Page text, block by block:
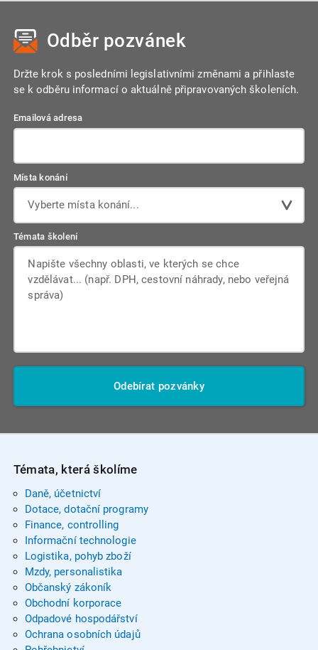
a v zákonných lhůtách. Občané mají také právo na informace
a ochranu osobních údajů.
Odběr pozvánek
Držte krok s posledními legislativními změnami a přihlaste
se k odběru informací o aktuálně připravovaných školeních.
Emailová adresa
Místa konání
Vyberte místa konání...
Témata školení
Odebírat pozvánky
Témata, která školíme
Daně, účetnictví
Dotace, dotační programy
Finance, controlling
Informační technologie
Logistika, pohyb zboží
Mzdy, personalistika
Občanský zákoník
Obchodní korporace
Odpadové hospodářství
Ochrana osobních údajů